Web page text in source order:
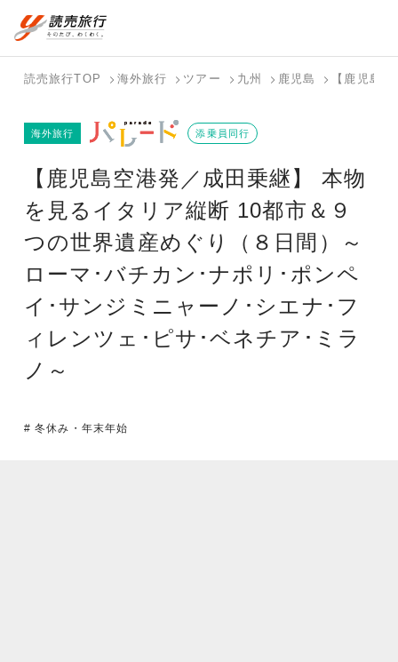
国内旅行トップ
バスツアー
を探す
個人旅行
（ブーケ）を探す
テーマから写真から探
海外旅行トップ
海外特集か
ら探す
テーマから
探す
す
読売旅行TOP 海外旅行 ツアー 九州 鹿児島 【鹿児島
【鹿児島空港発／成田乗継】 本物
を見るイタリア縦断 10都市＆９
つの世界遺産めぐり（８日間）～
ローマ･バチカン･ナポリ･ポンペ
イ･サンジミニャーノ･シエナ･フ
ィレンツェ･ピサ･ベネチア･ミラ
ノ～
海外旅行 添乗員同行
# 冬休み・年末年始